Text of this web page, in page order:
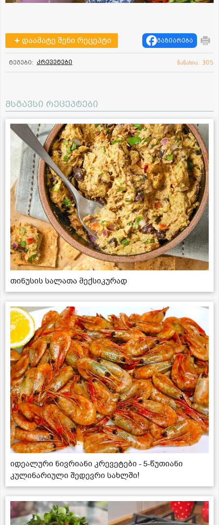
დაამატე შენი რეცეპტი გაზიარება
ტეგები: კრევეტები ნანახია: 305
მსგავსი რეცეპტები
თინუსის სალათა მექსიკურად
იდეალური ნივრიანი კრევეტები - 5-წუთიანი
კულინარიული შედევრი სახლში!